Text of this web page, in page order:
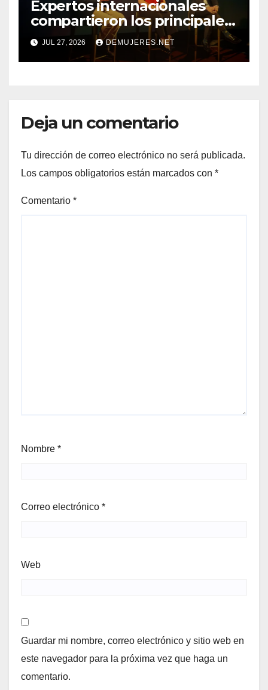
Expertos internacionales
compartieron los principales
desafíos e innovaciones en el
manejo del cáncer de mama,
sus subtipos y el cáncer de
JUL 27, 2026 DEMUJERES.NET
Deja un comentario
Tu dirección de correo electrónico no será publicada.
Los campos obligatorios están marcados con *
Comentario *
Nombre *
Correo electrónico *
Web
Guardar mi nombre, correo electrónico y sitio web en
este navegador para la próxima vez que haga un
comentario.